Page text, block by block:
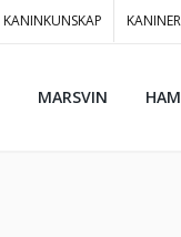
KANINKUNSKAP
MARSVIN